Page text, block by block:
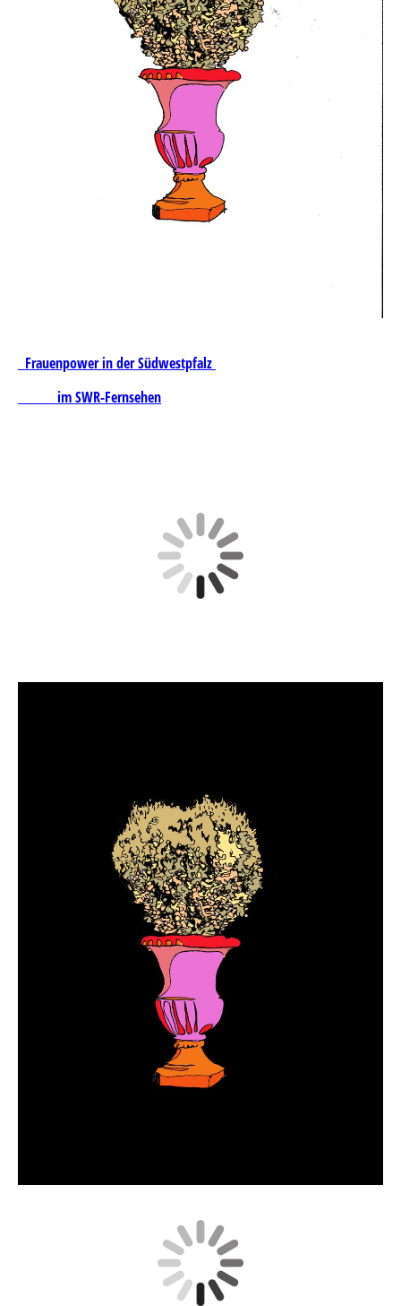
Frauenpower in der Südwestpfalz
im SWR-Fernsehen